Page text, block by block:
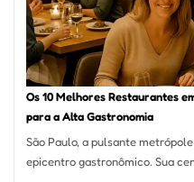
Os 10 Melhores Restaurantes
para a Alta Gastronomia
São Paulo, a pulsante
epicentro gastronômico. Sua